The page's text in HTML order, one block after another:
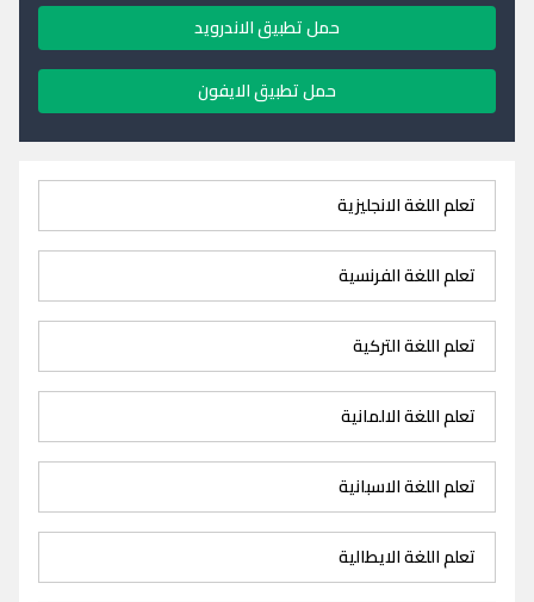
حمل تطبيق الاندرويد
حمل تطبيق الايفون
تعلم اللغة الانجليزية
تعلم اللغة الفرنسية
تعلم اللغة التركية
تعلم اللغة الالمانية
تعلم اللغة الاسبانية
تعلم اللغة الايطالية